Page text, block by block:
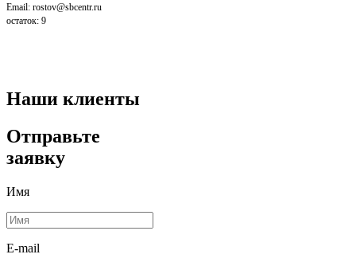
Email: rostov@sbcentr.ru
остаток: 9
Наши клиенты
Отправьте
заявку
Имя
E-mail